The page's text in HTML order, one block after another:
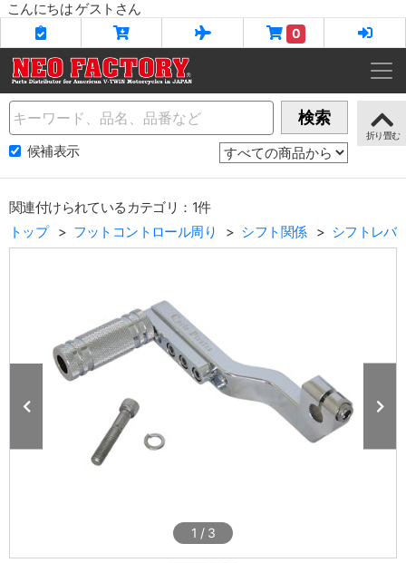
こんにちは ゲストさん
0
Name 検索
候補表示
関連付けられているカテゴリ：1件
トップ
フットコントロール周り シフト関係 シフトレバ
1 / 3